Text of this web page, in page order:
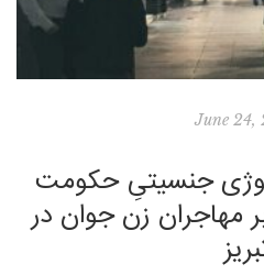
June 24,
جنسیتیِ حکومت
مهاجران زن جوان در